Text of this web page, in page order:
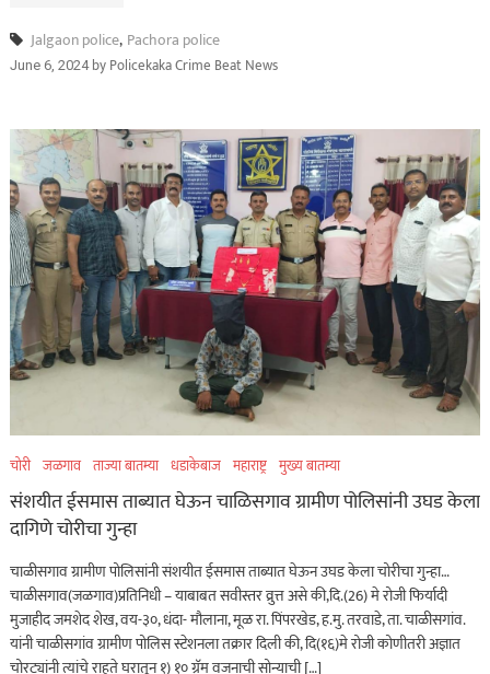
Jalgaon police, Pachora police
June 6, 2024byPolicekaka Crime Beat News
चोरी जळगाव ताज्या बातम्या धडाकेबाज महाराष्ट्र मुख्य बातम्या
संशयीत ईसमास ताब्यात घेऊन चाळिसगाव ग्रामीण पोलिसांनी उघड केला
दागिणे चोरीचा गुन्हा
चाळीसगाव ग्रामीण पोलिसांनी संशयीत ईसमास ताब्यात घेऊन उघड केला चोरीचा गुन्हा…
चाळीसगाव(जळगाव)प्रतिनिधी – याबाबत सवीस्तर व्रुत्त असे की,दि.(26) मे रोजी फिर्यादी
मुजाहीद जमशेद शेख, वय-३०, धंदा- मौलाना, मूळ रा. पिंपरखेड, ह.मु. तरवाडे, ता. चाळीसगांव.
यांनी चाळीसगांव ग्रामीण पोलिस स्टेशनला तक्रार दिली की, दि(१६)मे रोजी कोणीतरी अज्ञात
चोरट्यांनी त्यांचे राहते घरातून १) १० ग्रॅम वजनाची सोन्याची […]